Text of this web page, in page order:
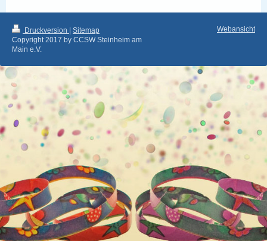
Druckversion | Sitemap
Copyright 2017 by CCSW Steinheim am
Main e.V.
Webansicht